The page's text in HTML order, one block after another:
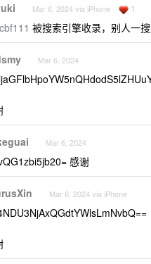
Mar 6, 2024 via iPhone 1
被搜索引擎收录，别人一
Mar 6, 2024
Mar 6, 2024
感谢
Mar 6, 2024 via iPhone